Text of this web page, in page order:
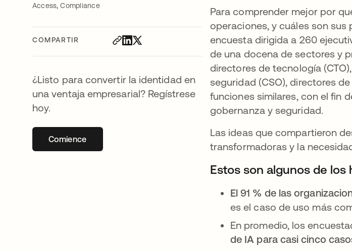
Access,Compliance
COMPARTIR
¿Listo para convertir la identidad en
una ventaja empresarial? Regístrese
hoy.
Comiencese abre en una pestaña nueva
Para comprender mejor por
operaciones, y cuáles son sus
encuesta dirigida a 260
de una docena de sectores y
directores de tecnología
seguridad (CSO), directores
funciones similares, con el fin
gobernanza y seguridad.
Las ideas que compartieron
transformadoras y la
Estos son algunos de los
El 91 % de las
es el caso de uso más
En promedio, los
de IA para casi cinco